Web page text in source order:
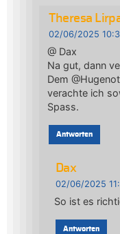
Theresa
02/06/2025
@ Dax
Na gut, dann
Dem
verachte ich
Spass.
Antworten
Dax
02/06/2025
So ist es
Antworten